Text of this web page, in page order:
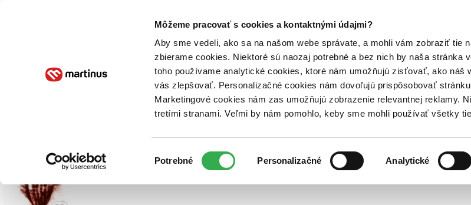
Môžeme pracovať s cookies a kontaktnými údajmi?
Aby sme vedeli, ako sa na našom webe správate, a mohli vám zobraziť tie
zbierame cookies. Niektoré sú naozaj potrebné a bez nich by naša stránka
toho používame analytické cookies, ktoré nám umožňujú zisťovať, ako náš
vás zlepšovať. Personalizačné cookies nám dovoľujú prispôsobovať
Marketingové cookies nám zas umožňujú zobrazenie relevantnej reklamy.
tretími stranami. Veľmi by nám pomohlo, keby sme mohli používať všetky
súhlasu
Potrebné Personalizačné Analytické
Poukážky Kontakt